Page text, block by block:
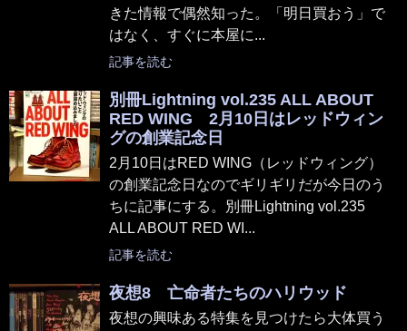
きた情報で偶然知った。「明日買おう」で
はなく、すぐに本屋に...
記事を読む
別冊Lightning vol.235 ALL ABOUT
RED WING 2月10日はレッドウィン
グの創業記念日
2月10日はRED WING（レッドウィング）
の創業記念日なのでギリギリだが今日のう
ちに記事にする。別冊Lightning vol.235
ALL ABOUT RED WI...
記事を読む
夜想8 亡命者たちのハリウッド
夜想の興味ある特集を見つけたら大体買う